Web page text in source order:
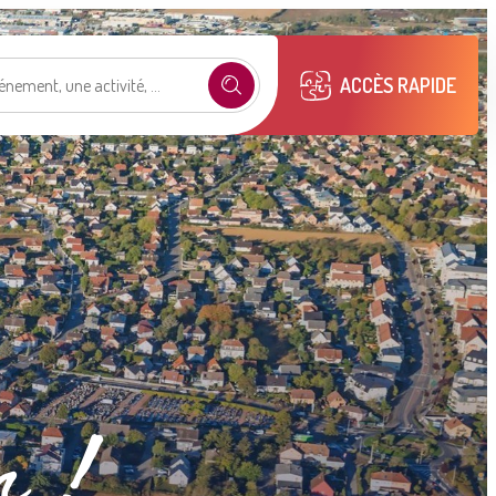
ACCÈS RAPIDE
mon profil
Mon compte M2A
Publications
municipales